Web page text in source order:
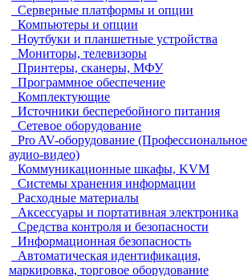
Серверные платформы и опции
Компьютеры и опции
Ноутбуки и планшетные устройства
Мониторы, телевизоры
Принтеры, сканеры, МФУ
Программное обеспечение
Комплектующие
Источники бесперебойного питания
Сетевое оборудование
Pro AV-оборудование (Профессиональное
аудио-видео)
Коммуникационные шкафы, KVM
Системы хранения информации
Расходные материалы
Аксессуары и портативная электроника
Средства контроля и безопасности
Информационная безопасность
Автоматическая идентификация,
маркировка, торговое оборудование